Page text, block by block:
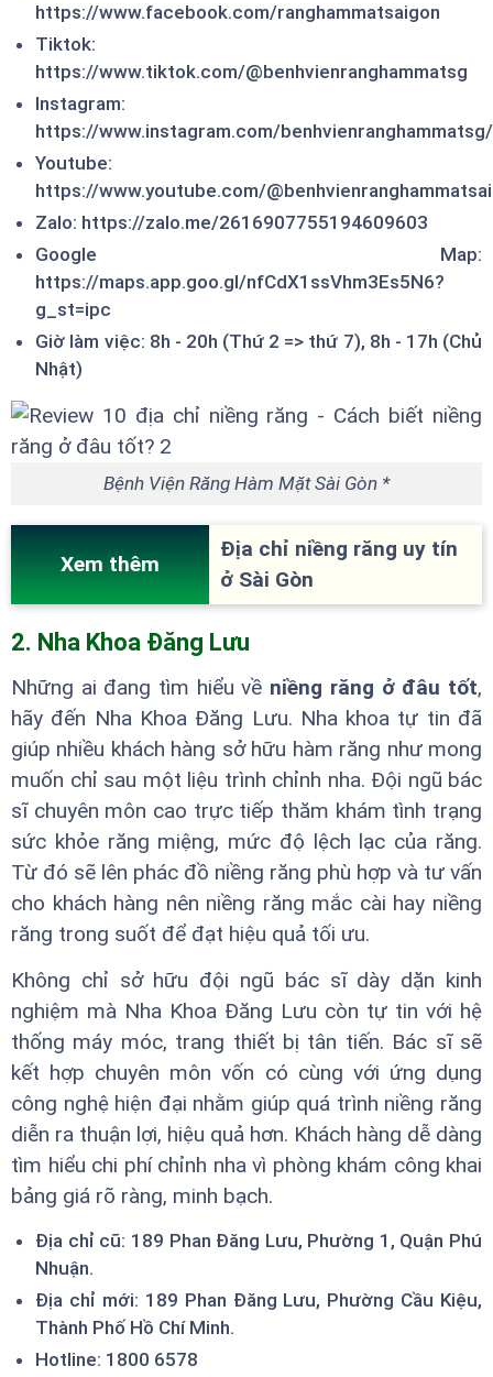
https://www.facebook.com/ranghammatsaigon
Tiktok:
https://www.tiktok.com/@benhvienranghammatsg
Instagram:
https://www.instagram.com/benhvienranghammatsg/
Youtube:
https://www.youtube.com/
Zalo: https://zalo.me/2616907755194609603
Google Map:
https://maps.app.goo.gl/nfCdX1ssVhm3Es5N6?
g_st=ipc
Giờ làm việc: 8h - 20h (Thứ 2 => thứ 7), 8h - 17h (Chủ
Nhật)
Bệnh Viện Răng Hàm Mặt Sài Gòn *
Xem thêm
Địa chỉ niềng răng uy tín
ở Sài Gòn
2. Nha Khoa Đăng Lưu
Những ai đang tìm hiểu về niềng răng ở đâu tốt,
hãy đến Nha Khoa Đăng Lưu. Nha khoa tự tin đã
giúp nhiều khách hàng sở hữu hàm răng như mong
muốn chỉ sau một liệu trình chỉnh nha. Đội ngũ bác
sĩ chuyên môn cao trực tiếp thăm khám tình trạng
sức khỏe răng miệng, mức độ lệch lạc của răng.
Từ đó sẽ lên phác đồ niềng răng phù hợp và tư vấn
cho khách hàng nên niềng răng mắc cài hay niềng
răng trong suốt để đạt hiệu quả tối ưu.
Không chỉ sở hữu đội ngũ bác sĩ dày dặn kinh
nghiệm mà Nha Khoa Đăng Lưu còn tự tin với hệ
thống máy móc, trang thiết bị tân tiến. Bác sĩ sẽ
kết hợp chuyên môn vốn có cùng với ứng dụng
công nghệ hiện đại nhằm giúp quá trình niềng răng
diễn ra thuận lợi, hiệu quả hơn. Khách hàng dễ dàng
tìm hiểu chi phí chỉnh nha vì phòng khám công khai
bảng giá rõ ràng, minh bạch.
Địa chỉ cũ: 189 Phan Đăng Lưu, Phường 1, Quận Phú
Nhuận.
Địa chỉ mới: 189 Phan Đăng Lưu, Phường Cầu Kiệu,
Thành Phố Hồ Chí Minh.
Hotline: 1800 6578